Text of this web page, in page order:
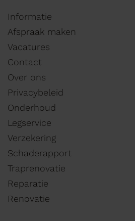
Informatie
Afspraak maken
Vacatures
Contact
Over ons
Privacybeleid
Onderhoud
Legservice
Verzekering
Schaderapport
Traprenovatie
Reparatie
Renovatie